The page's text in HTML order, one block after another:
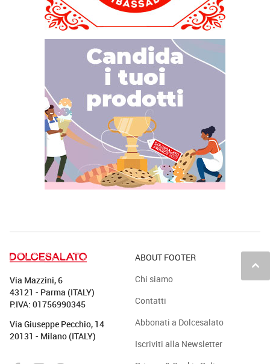
keyboard_arrow_up
Via Mazzini, 6
43121 - Parma (ITALY)
P.IVA: 01756990345
Via Giuseppe Pecchio, 14
20131 - Milano (ITALY)
ABOUT FOOTER
Chi siamo
Contatti
Abbonati a Dolcesalato
Iscriviti alla Newsletter